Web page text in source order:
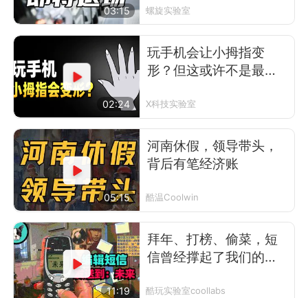
03:15 螺旋实验室
02:24
玩手机会让小拇指变
形？但这或许不是最可
X科技实验室
05:15
河南休假，领导带头，
背后有笔经济账
酷温Coolwin
11:19
拜年、打榜、偷菜，短
信曾经撑起了我们的前
酷玩实验室coollabs